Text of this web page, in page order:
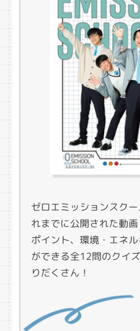
ゼロエミッションスク
れまでに公開された動
ポイント、環境・エネ
ができる全12問のクイ
りだくさん！